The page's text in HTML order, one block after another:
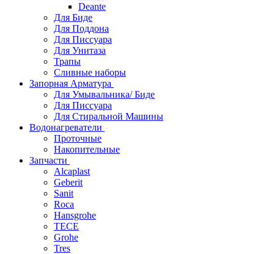
Deante
Для Биде
Для Поддона
Для Писсуара
Для Унитаза
Трапы
Сливные наборы
Запорная Арматура
Для Умывальника/ Биде
Для Писсуара
Для Стиральной Машины
Водонагреватели
Проточные
Накопительные
Запчасти
Alcaplast
Geberit
Sanit
Roca
Hansgrohe
TECE
Grohe
Tres